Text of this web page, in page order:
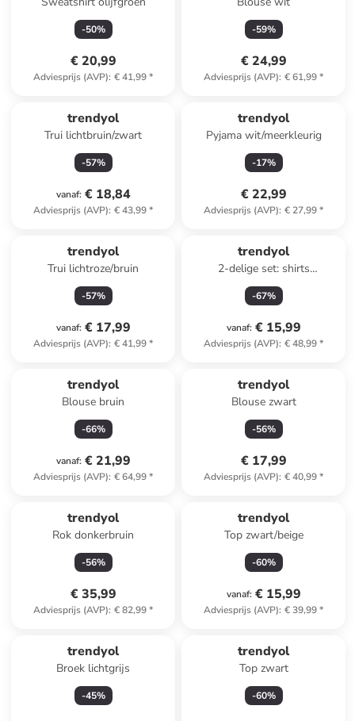
-50%
€ 20,99
Adviesprijs (AVP): € 41,99*
-59%
€ 24,99
Adviesprijs (AVP): € 61,99*
trendyol
Trui lichtbruin/zwart
-57%
vanaf: € 18,84
Adviesprijs (AVP): € 43,99*
trendyol
Pyjama wit/meerkleurig
-17%
€ 22,99
Adviesprijs (AVP): € 27,99*
trendyol
Trui lichtroze/bruin
-57%
vanaf: € 17,99
Adviesprijs (AVP): € 41,99*
trendyol
2-delige set: shirts
oudroze/olijfgroen
-67%
vanaf: € 15,99
Adviesprijs (AVP): € 48,99*
trendyol
Blouse bruin
-66%
vanaf: € 21,99
Adviesprijs (AVP): € 64,99*
trendyol
Blouse zwart
-56%
€ 17,99
Adviesprijs (AVP): € 40,99*
trendyol
Rok donkerbruin
-56%
€ 35,99
Adviesprijs (AVP): € 82,99*
trendyol
Top zwart/beige
-60%
vanaf: € 15,99
Adviesprijs (AVP): € 39,99*
trendyol
Broek lichtgrijs
-45%
trendyol
Top zwart
-60%